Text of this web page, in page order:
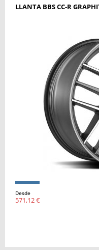
LLANTA BBS CC-R
Desde
571,12 €